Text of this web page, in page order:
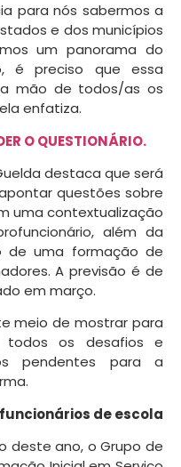
para nós sabermos a
e dos municípios
um panorama do
é preciso que essa
mão de todos/as os
enfatiza.
O QUESTIONÁRIO.
destaca que será
questões sobre
uma contextualização
além da
de uma formação de
A previsão é de
em março.
meio de mostrar para
todos os desafios e
pendentes para a
de escola
deste ano, o Grupo de